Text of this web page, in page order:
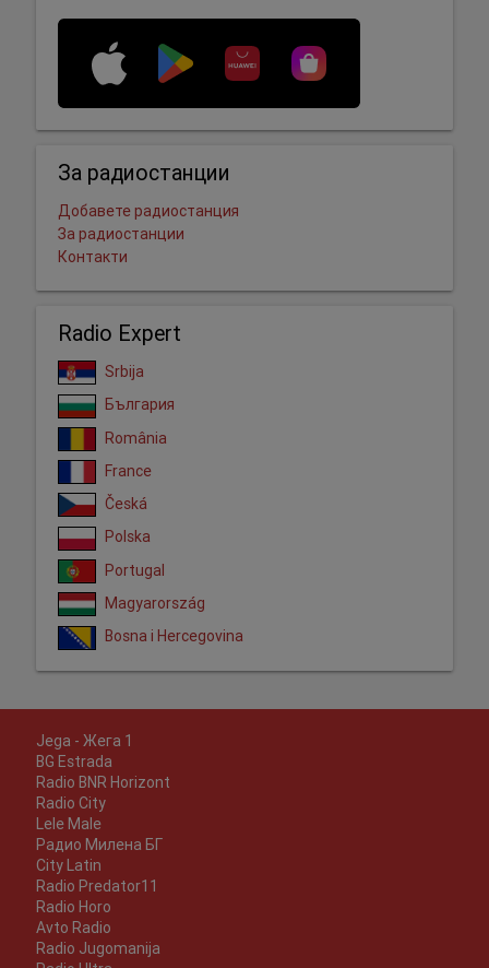
За радиостанции
Добавете радиостанция
За радиостанции
Контакти
Radio Expert
Srbija
България
România
France
Česká
Polska
Portugal
Magyarország
Bosna i Hercegovina
Jega - Жега 1
BG Estrada
Radio BNR Horizont
Radio City
Lele Male
Радио Милена БГ
City Latin
Radio Predator11
Radio Horo
Avto Radio
Radio Jugomanija